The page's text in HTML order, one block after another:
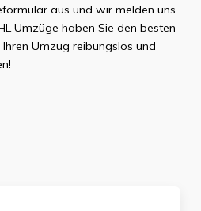
aus und wir melden uns
Umzüge haben Sie den besten
Umzug reibungslos und